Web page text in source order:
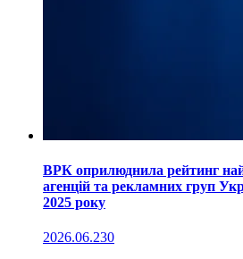
ВРК оприлюднила рейтинг
агенцій та рекламних груп
2025 року
2026.06.230